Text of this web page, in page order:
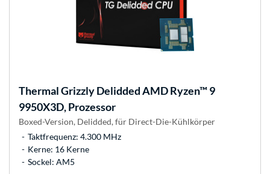
Thermal GrizzlyDelidded AMD Ryzen™ 9
9950X3D, Prozessor
Boxed-Version, Delidded, für Direct-Die-Kühlkörper
Taktfrequenz: 4.300 MHz
Kerne: 16 Kerne
Sockel: AM5